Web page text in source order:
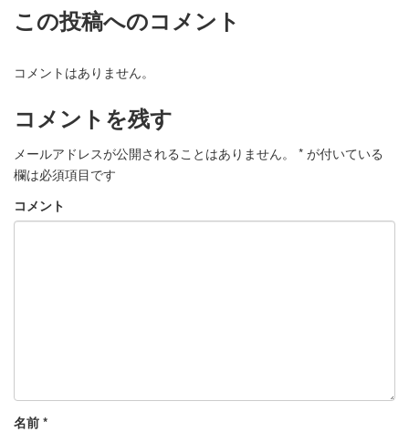
この投稿へのコメント
コメントはありません。
コメントを残す
メールアドレスが公開されることはありません。 * が付いている
欄は必須項目です
コメント
名前 *